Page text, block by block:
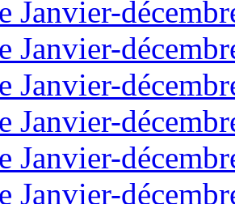
Janvier-
Janvier-
Janvier-
Janvier-
Janvier-
Janvier-